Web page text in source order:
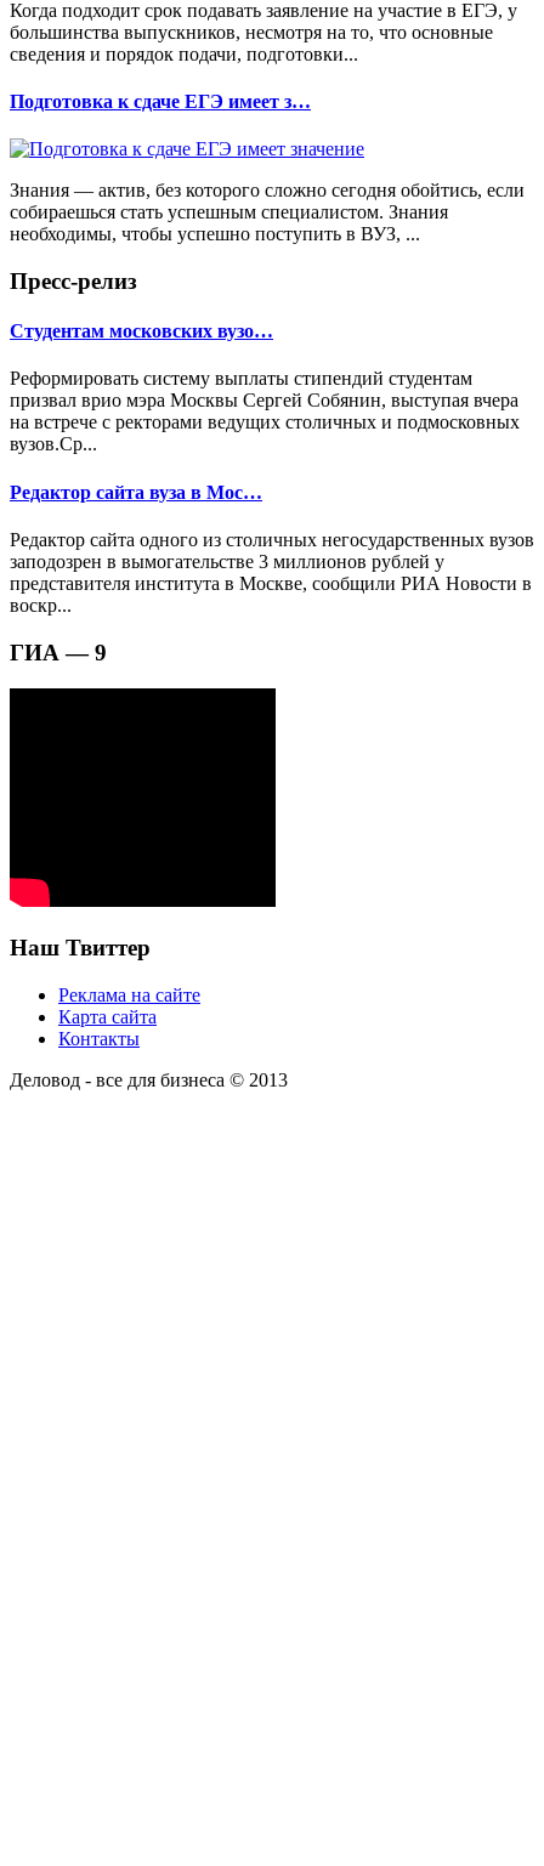
Когда подходит срок подавать заявление на участие в ЕГЭ, у
большинства выпускников, несмотря на то, что основные
сведения и порядок подачи, подготовки...
Подготовка к сдаче ЕГЭ имеет з…
Знания — актив, без которого сложно сегодня обойтись, если
собираешься стать успешным специалистом. Знания
необходимы, чтобы успешно поступить в ВУЗ, ...
Пресс-релиз
Студентам московских вузо…
Реформировать систему выплаты стипендий студентам
призвал врио мэра Москвы Сергей Собянин, выступая вчера
на встрече с ректорами ведущих столичных и подмосковных
вузов.Ср...
Редактор сайта вуза в Мос…
Редактор сайта одного из столичных негосударственных вузов
заподозрен в вымогательстве 3 миллионов рублей у
представителя института в Москве, сообщили РИА Новости в
воскр...
ГИА — 9
Наш Твиттер
Реклама на сайте
Карта сайта
Контакты
Деловод - все для бизнеса © 2013